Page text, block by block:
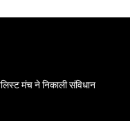
मंच ने निकाली संविधान